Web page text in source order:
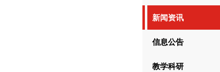
新闻资讯
信息公告
教学科研